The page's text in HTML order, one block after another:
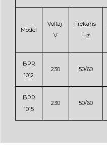
Model
Voltaj
V
Frekans
Hz
BPR
1012
230 50/60
BPR
1015
230 50/60